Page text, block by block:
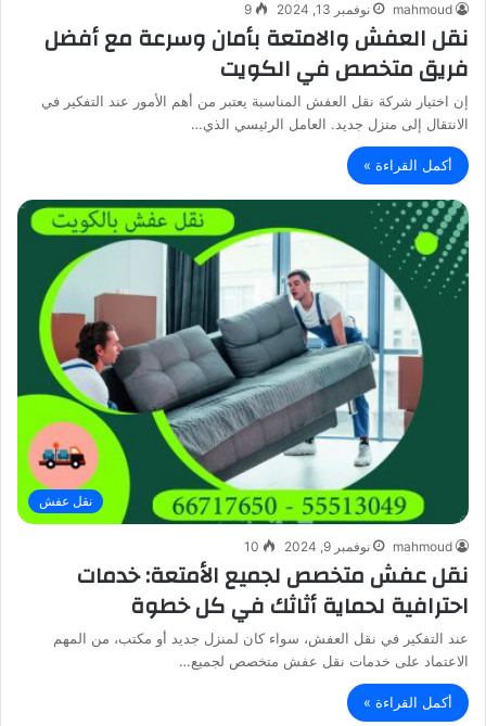
mahmoud نوفمبر 13, 2024 9
نقل العفش والامتعة بأمان وسرعة مع أفضل
فريق متخصص في الكويت
إن اختيار شركة نقل العفش المناسبة يعتبر من أهم الأمور عند التفكير في
الانتقال إلى منزل جديد. العامل الرئيسي الذي…
أكمل القراءة »
نقل عفش
mahmoud نوفمبر 9, 2024 10
نقل عفش متخصص لجميع الأمتعة: خدمات
احترافية لحماية أثاثك في كل خطوة
عند التفكير في نقل العفش، سواء كان لمنزل جديد أو مكتب، من المهم
الاعتماد على خدمات نقل عفش متخصص لجميع…
أكمل القراءة »